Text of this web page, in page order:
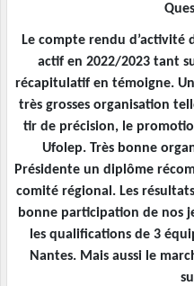
Le compte rendu
actif en 2022/2023 tant
récapitulatif en témoigne.
très grosses organisation
tir de précision, le
Ufolep. Très bonne
Présidente un diplôme
comité régional. Les
bonne participation de nos
les qualifications de 3
Nantes. Mais aussi le